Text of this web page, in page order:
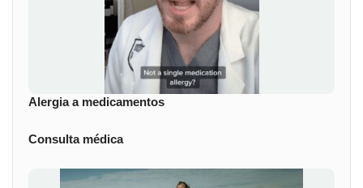
Alergia a medicamentos
Consulta médica